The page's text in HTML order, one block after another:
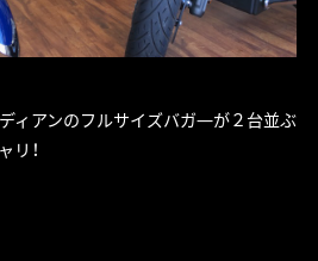
ィアンのフルサイズバガ―が２台並ぶ
リ！